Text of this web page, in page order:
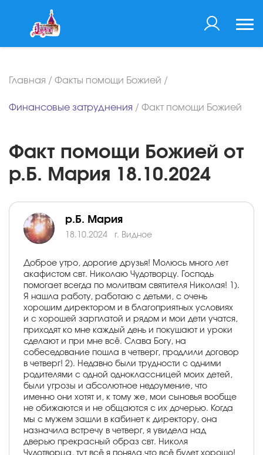
Главная / Факты помощи Божией /
Финансовые затруднения / Факт помощи Божией
Факт помощи Божией от
р.Б. Мария 18.10.2024
р.Б. Мария
18.10.2024 г. Видное
Доброе утро, дорогие друзья! Молюсь много лет
акафистом свт. Николаю Чудотворцу. Господь
помогает всегда по молитвам святителя Николая! 1).
Я нашла работу, работаю с детьми, с очень
хорошим директором и в благоприятных условиях
и с хорошей зарплатой и рядом и мои дети учатся,
приходят ко мне каждый день и покушают и уроки
сделают и при мне всё. Слава Богу, на
собеседование пошла в четверг, продлили договор
в четверг! 2). Недавно были трудности с одними
родителями с одной одноклассницей моих детей,
были угрозы и абсолютное недоумение, что
именно они хотят и, к тому же, мои сыновья вообще
не обижаются и не общаются с их дочерью. Когда
мы с мужем зашли в кабинет к директору, она
назначила встречу в четверг, я увидела над
дверью прекрасный образ свт. Николя
Чудотворца, тут всё я поняла,что всё будет хорошо!